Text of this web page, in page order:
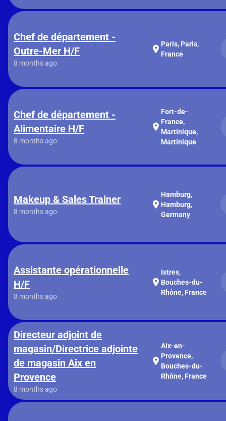
Chef de département -
Outre-Mer H/F
8 months ago
location_on Paris, Paris,
France
Chef de département -
Alimentaire H/F
8 months ago
location_on
Fort-de-
France,
Martinique,
Martinique
Makeup & Sales Trainer
8 months ago
location_on
Hamburg,
Hamburg,
Germany
Assistante opérationnelle
H/F
8 months ago
location_on
Istres,
Bouches-du-
Rhône, France
Directeur adjoint de
magasin/Directrice adjointe
de magasin Aix en
Provence
8 months ago
location_on
Aix-en-
Provence,
Bouches-du-
Rhône, France